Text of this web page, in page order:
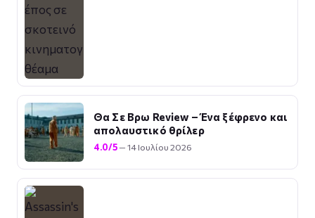
Θα Σε Βρω Review – Ένα ξέφρενο και
απολαυστικό θρίλερ
4.0/5— 14 Ιουλίου 2026